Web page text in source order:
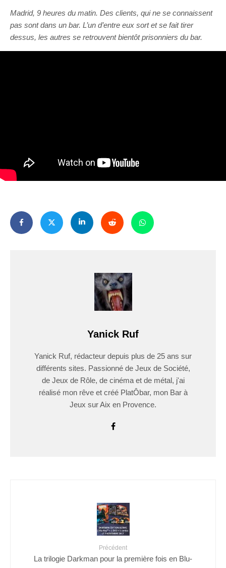
Madrid, 9 heures du matin. Des clients, qui ne se connaissent
pas sont dans un bar. L’un d’entre eux sort et se fait tirer
dessus, les autres se retrouvent bientôt prisonniers du bar.
Yanick Ruf
Yanick Ruf, rédacteur depuis plus de 25 ans sur
différents sites. Passionné de Jeux de Société,
de Jeux de Rôle, de cinéma et de métal, j'ai
réalisé mon rêve et créé PlatÔbar, mon Bar à
Jeux sur Aix en Provence.
Précédent
La trilogie Darkman pour la première fois en Blu-